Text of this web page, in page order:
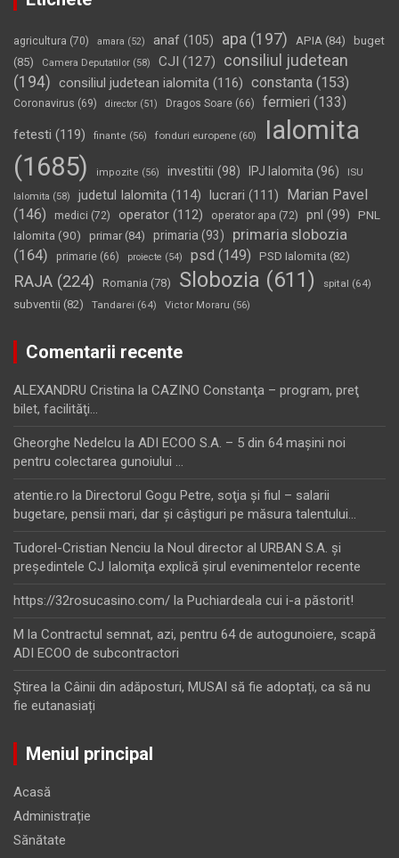
agricultura (70) amara (52) anaf (105) apa (197) APIA (84)
buget
(85)
Camera Deputatilor (58) CJI (127)
consiliul judetean
(194) consiliul judetean ialomita (116) constanta (153)
Coronavirus (69) director (51) Dragos Soare (66) fermieri (133)
fetesti (119) finante (56) fonduri europene (60)
Ialomita
(1685)
impozite (56) investitii (98) IPJ Ialomita (96) ISU
Ialomita (58) judetul Ialomita (114) lucrari (111)
Marian Pavel
(146)
medici (72) operator (112) operator apa (72) pnl (99)
PNL
Ialomita (90) primar(84) primaria (93)
primaria slobozia
(164)
primarie (66) proiecte (54) psd (149) PSD Ialomita (82)
RAJA (224) Romania (78) Slobozia (611) spital (64)
subventii (82) Tandarei (64) Victor Moraru (56)
Comentarii recente
ALEXANDRU Cristina la CAZINO Constanţa – program, preţ
bilet, facilităţi…
Gheorghe Nedelcu la ADI ECOO S.A. – 5 din 64 maşini noi
pentru colectarea gunoiului …
atentie.ro la Directorul Gogu Petre, soţia şi fiul – salarii
bugetare, pensii mari, dar şi câştiguri pe măsura talentului…
Tudorel-Cristian Nenciu la Noul director al URBAN S.A. şi
preşedintele CJ Ialomiţa explică şirul evenimentelor recente
https://32rosucasino.com/ la Puchiardeala cui i-a păstorit!
M la Contractul semnat, azi, pentru 64 de autogunoiere, scapă
ADI ECOO de subcontractori
Ştirea la Câinii din adăposturi, MUSAI să fie adoptați, ca să nu
fie eutanasiați
Meniul principal
Acasă
Administrație
Sănătate